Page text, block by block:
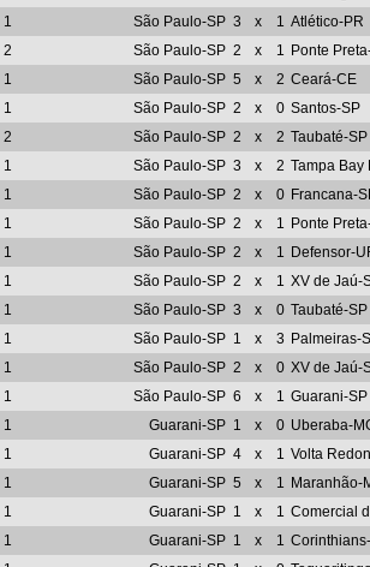
1 São Paulo-SP 3 x 1 Atlético-PR
2 São Paulo-SP 2 x 1 Ponte
1 São Paulo-SP 5 x 2 Ceará-CE
1 São Paulo-SP 2 x 0 Santos-SP
2 São Paulo-SP 2 x 2 Taubaté-SP
1 São Paulo-SP 3 x 2 Tampa Bay
1 São Paulo-SP 2 x 0 Francana-
1 São Paulo-SP 2 x 1 Ponte
1 São Paulo-SP 2 x 1 Defensor-
1 São Paulo-SP 2 x 1 XV de Jaú-
1 São Paulo-SP 3 x 0 Taubaté-SP
1 São Paulo-SP 1 x 3 Palmeiras-
1 São Paulo-SP 2 x 0 XV de Jaú-
1 São Paulo-SP 6 x 1 Guarani-SP
1 Guarani-SP 1 x 0 Uberaba-
1 Guarani-SP 4 x 1 Volta
1 Guarani-SP 5 x 1 Maranhão-
1 Guarani-SP 1 x 1 Comercial
1 Guarani-SP 1 x 1